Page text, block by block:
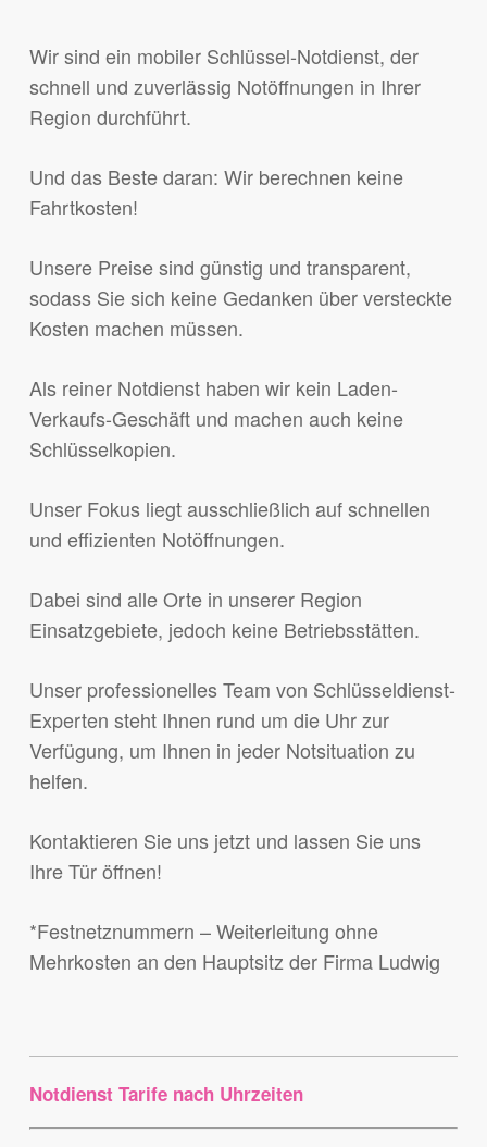
Wir sind ein mobiler Schlüssel-Notdienst, der
schnell und zuverlässig Notöffnungen in Ihrer
Region durchführt.
Und das Beste daran: Wir berechnen keine
Fahrtkosten!
Unsere Preise sind günstig und transparent,
sodass Sie sich keine Gedanken über versteckte
Kosten machen müssen.
Als reiner Notdienst haben wir kein Laden-
Verkaufs-Geschäft und machen auch keine
Schlüsselkopien.
Unser Fokus liegt ausschließlich auf schnellen
und effizienten Notöffnungen.
Dabei sind alle Orte in unserer Region
Einsatzgebiete, jedoch keine Betriebsstätten.
Unser professionelles Team von Schlüsseldienst-
Experten steht Ihnen rund um die Uhr zur
Verfügung, um Ihnen in jeder Notsituation zu
helfen.
Kontaktieren Sie uns jetzt und lassen Sie uns
Ihre Tür öffnen!
*Festnetznummern – Weiterleitung ohne
Mehrkosten an den Hauptsitz der Firma Ludwig
Notdienst Tarife nach Uhrzeiten